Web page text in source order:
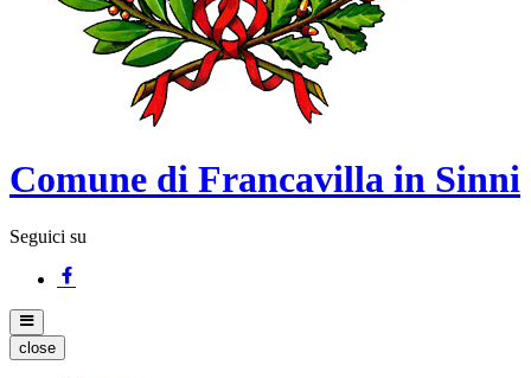
Comune di Francavilla in Sinni
Seguici su
close